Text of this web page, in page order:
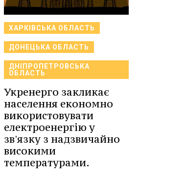
ХАРКІВСЬКА ОБЛАСТЬ
ДОНЕЦЬКА ОБЛАСТЬ
ДНІПРОПЕТРОВСЬКА
ОБЛАСТЬ
Укренерго закликає
населення економно
використовувати
електроенергію у
зв'язку з надзвичайно
високими
температурами.